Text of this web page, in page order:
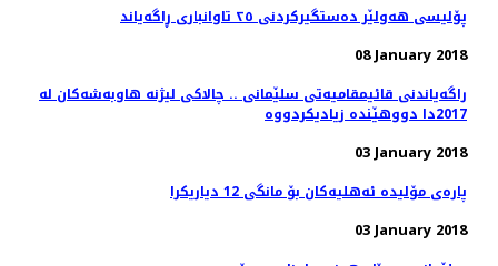
پۆلیسی هەولێر دەستگیركردنی ٢٥ تاوانباری ڕاگەیاند
08 January 2018
راگه‌یاندنی قائیمقامیه‌تی سلێمانی .. چالاكی لیژنه‌ هاوبه‌شه‌كان له‌
03 January 2018
پاره‌ی مۆلیده‌ ئه‌هلیه‌كان بۆ مانگی 12 دیاریكرا
03 January 2018